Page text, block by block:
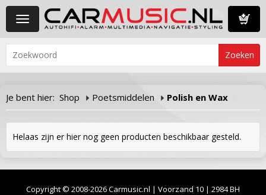
Toggle
navigation
Je bent hier: Shop Poetsmiddelen Polish en Wax
Helaas zijn er hier nog geen producten beschikbaar gesteld.
Copyright © 2008-2026 Carmusic.nl | Voorzand 10 | 2984 BH